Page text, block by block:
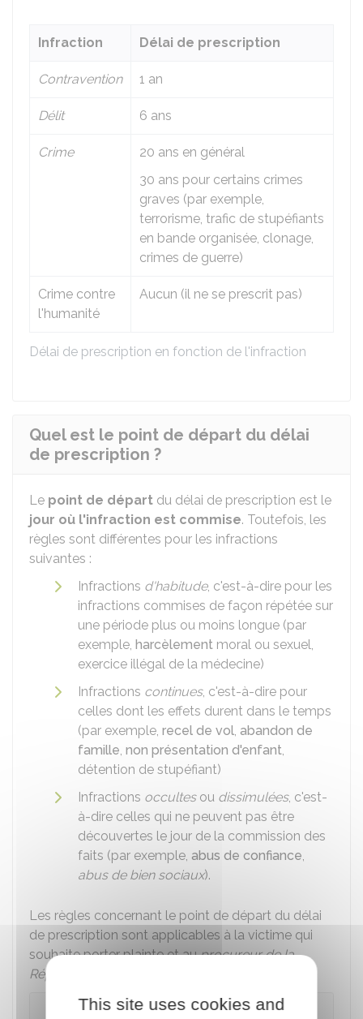
Délai de prescription en fonction de l'infraction
Infraction Délai de prescription
Contravention 1 an
Délit 6 ans
Crime
20 ans en général
30 ans pour certains crimes
graves (par exemple,
terrorisme, trafic de stupéfiants
en bande organisée, clonage,
crimes de guerre)
Crime contre
l'humanité
Aucun (il ne se prescrit pas)
Quel est le point de départ du délai
de prescription ?
Le point de départ du délai de prescription est le
jour où l'infraction est commise. Toutefois, les
règles sont différentes pour les infractions
suivantes :
Infractions d'habitude, c'est-à-dire pour les
infractions commises de façon répétée sur
une période plus ou moins longue (par
exemple, harcèlement moral ou sexuel,
exercice illégal de la médecine)
Infractions continues, c'est-à-dire pour
celles dont les effets durent dans le temps
(par exemple, recel de vol, abandon de
famille, non présentation d'enfant,
détention de stupéfiant)
Infractions occultesou dissimulées, c'est-
à-dire celles qui ne peuvent pas être
découvertes le jour de la commission des
faits (par exemple, abus de confiance,
abus de bien sociaux).
Les règles concernant le point de départ du délai
de prescription sont applicables à la victime qui
souhaite porter plainte et auprocureur de la
République
Cas général
This site uses cookies and